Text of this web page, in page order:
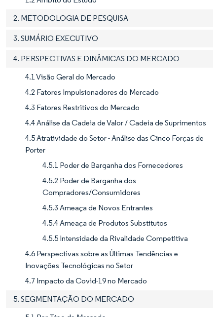
2. METODOLOGIA DE PESQUISA
3. SUMÁRIO EXECUTIVO
4. PERSPECTIVAS E DINÂMICAS DO MERCADO
4.1 Visão Geral do Mercado
4.2 Fatores Impulsionadores do Mercado
4.3 Fatores Restritivos do Mercado
4.4 Análise da Cadeia de Valor / Cadeia de Suprimentos
4.5 Atratividade do Setor - Análise das Cinco Forças de
Porter
4.5.1 Poder de Barganha dos Fornecedores
4.5.2 Poder de Barganha dos
Compradores/Consumidores
4.5.3 Ameaça de Novos Entrantes
4.5.4 Ameaça de Produtos Substitutos
4.5.5 Intensidade da Rivalidade Competitiva
4.6 Perspectivas sobre as Últimas Tendências e
Inovações Tecnológicas no Setor
4.7 Impacto da Covid-19 no Mercado
5. SEGMENTAÇÃO DO MERCADO